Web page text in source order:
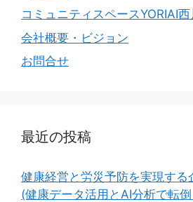
コミュニティスペースYORIAI西
会社概要・ビジョン
お問合せ
最近の投稿
健康経営と労災予防を実現する
(健康データ活用とAI分析で転